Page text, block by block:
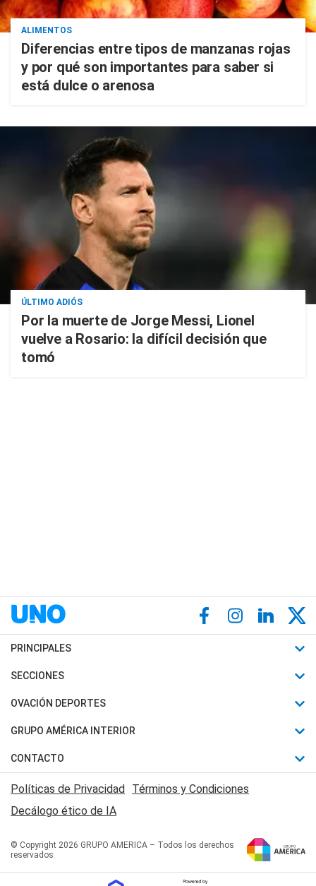
ALIMENTOS
Diferencias entre tipos de manzanas rojas
y por qué son importantes para saber si
está dulce o arenosa
ÚLTIMO ADIÓS
Por la muerte de Jorge Messi, Lionel
vuelve a Rosario: la difícil decisión que
tomó
PRINCIPALES
Últimas Noticias
Política
Judiciales
Economia
SECCIONES
Horóscopo
Motores
Trucos caseros
Series y Películas
Edictos y Solicitadas
OVACIÓN DEPORTES
Fútbol
Mundial
Automovilismo
Rugby
Básquet
GRUPO AMÉRICA INTERIOR
Canal 7 en Vivo
San Juan 8
CONTACTO
Acerca de Nosotros
Contactanos
Políticas de Privacidad Términos y Condiciones
Decálogo ético de IA
© Copyright 2026 GRUPO AMERICA – Todos los derechos
reservados